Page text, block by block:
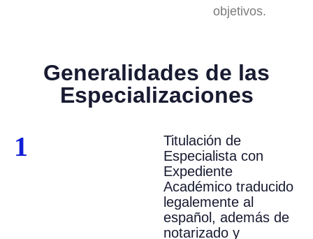
objetivos.
Generalidades de las
Especializaciones
1
Titulación de
Especialista con
Expediente
Académico traducido
legalemente al
español, además de
notarizado y